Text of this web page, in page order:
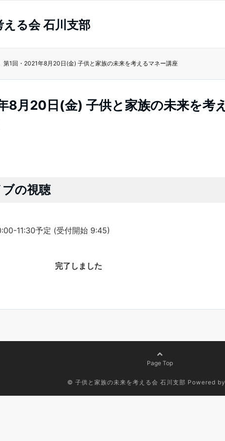
る会 石川支部
第1回・2021年8月20日(金) 子供と家族の未来を考えるマネー講座
8月20日(金) 子供と家族の未来を考え
の視聴
11:30予定 (受付開始 9:45)
完了しました
Page Top
© 子供と家族の未来を考える会 石川支部 Powered by